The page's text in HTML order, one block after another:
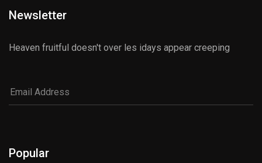
Newsletter
Heaven fruitful doesn't over les idays appear creeping
Popular